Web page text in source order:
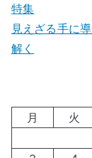
特集
見えざる手に
解く
月
火